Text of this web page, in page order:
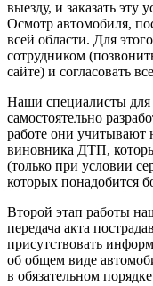
выезду, и заказать эту
Осмотр автомобиля,
всей области. Для
сотрудником
сайте) и согласовать
Наши специалисты
самостоятельно
работе они учитывают
виновника ДТП,
(только при условии
которых понадобится
Второй этап работы
передача акта
присутствовать
об общем виде
в обязательном